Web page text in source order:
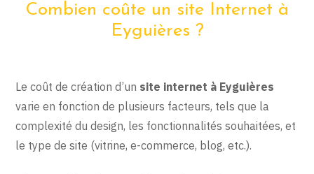
Combien coûte un site Internet à
Eyguières ?
Le coût de création d’un site internet à Eyguières
varie en fonction de plusieurs facteurs, tels que la
complexité du design, les fonctionnalités souhaitées, et
le type de site (vitrine, e-commerce, blog, etc.).